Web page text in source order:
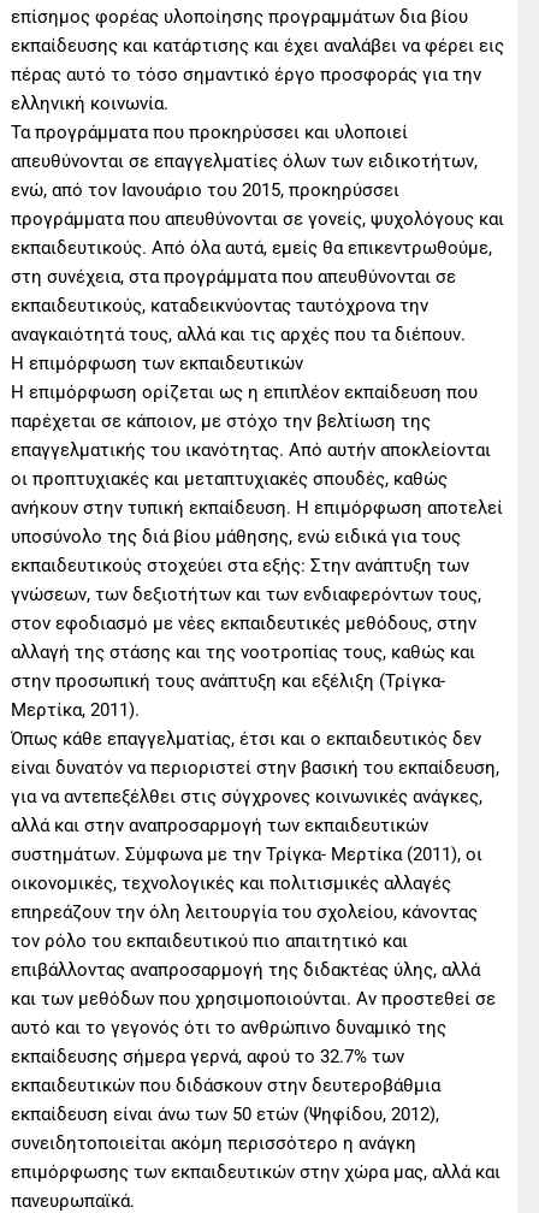
επίσημος φορέας υλοποίησης προγραμμάτων δια βίου
εκπαίδευσης και κατάρτισης και έχει αναλάβει να φέρει εις
πέρας αυτό το τόσο σημαντικό έργο προσφοράς για την
ελληνική κοινωνία.
Τα προγράμματα που προκηρύσσει και υλοποιεί
απευθύνονται σε επαγγελματίες όλων των ειδικοτήτων,
ενώ, από τον Ιανουάριο του 2015, προκηρύσσει
προγράμματα που απευθύνονται σε γονείς, ψυχολόγους και
εκπαιδευτικούς. Από όλα αυτά, εμείς θα επικεντρωθούμε,
στη συνέχεια, στα προγράμματα που απευθύνονται σε
εκπαιδευτικούς, καταδεικνύοντας ταυτόχρονα την
αναγκαιότητά τους, αλλά και τις αρχές που τα διέπουν.
Η επιμόρφωση των εκπαιδευτικών
Η επιμόρφωση ορίζεται ως η επιπλέον εκπαίδευση που
παρέχεται σε κάποιον, με στόχο την βελτίωση της
επαγγελματικής του ικανότητας. Από αυτήν αποκλείονται
οι προπτυχιακές και μεταπτυχιακές σπουδές, καθώς
ανήκουν στην τυπική εκπαίδευση. Η επιμόρφωση αποτελεί
υποσύνολο της διά βίου μάθησης, ενώ ειδικά για τους
εκπαιδευτικούς στοχεύει στα εξής: Στην ανάπτυξη των
γνώσεων, των δεξιοτήτων και των ενδιαφερόντων τους,
στον εφοδιασμό με νέες εκπαιδευτικές μεθόδους, στην
αλλαγή της στάσης και της νοοτροπίας τους, καθώς και
στην προσωπική τους ανάπτυξη και εξέλιξη (Τρίγκα-
Μερτίκα, 2011).
Όπως κάθε επαγγελματίας, έτσι και ο εκπαιδευτικός δεν
είναι δυνατόν να περιοριστεί στην βασική του εκπαίδευση,
για να αντεπεξέλθει στις σύγχρονες κοινωνικές ανάγκες,
αλλά και στην αναπροσαρμογή των εκπαιδευτικών
συστημάτων. Σύμφωνα με την Τρίγκα- Μερτίκα (2011), οι
οικονομικές, τεχνολογικές και πολιτισμικές αλλαγές
επηρεάζουν την όλη λειτουργία του σχολείου, κάνοντας
τον ρόλο του εκπαιδευτικού πιο απαιτητικό και
επιβάλλοντας αναπροσαρμογή της διδακτέας ύλης, αλλά
και των μεθόδων που χρησιμοποιούνται. Αν προστεθεί σε
αυτό και το γεγονός ότι το ανθρώπινο δυναμικό της
εκπαίδευσης σήμερα γερνά, αφού το 32.7% των
εκπαιδευτικών που διδάσκουν στην δευτεροβάθμια
εκπαίδευση είναι άνω των 50 ετών (Ψηφίδου, 2012),
συνειδητοποιείται ακόμη περισσότερο η ανάγκη
επιμόρφωσης των εκπαιδευτικών στην χώρα μας, αλλά και
πανευρωπαϊκά.